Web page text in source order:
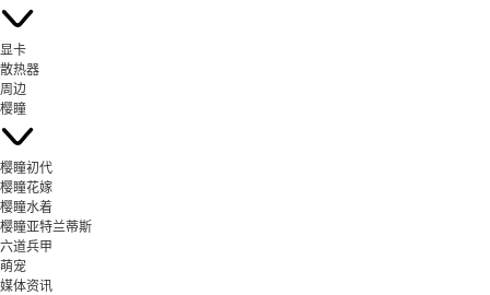
显卡
散热器
周边
樱瞳
樱瞳初代
樱瞳花嫁
樱瞳水着
樱瞳亚特兰蒂斯
六道兵甲
萌宠
媒体资讯